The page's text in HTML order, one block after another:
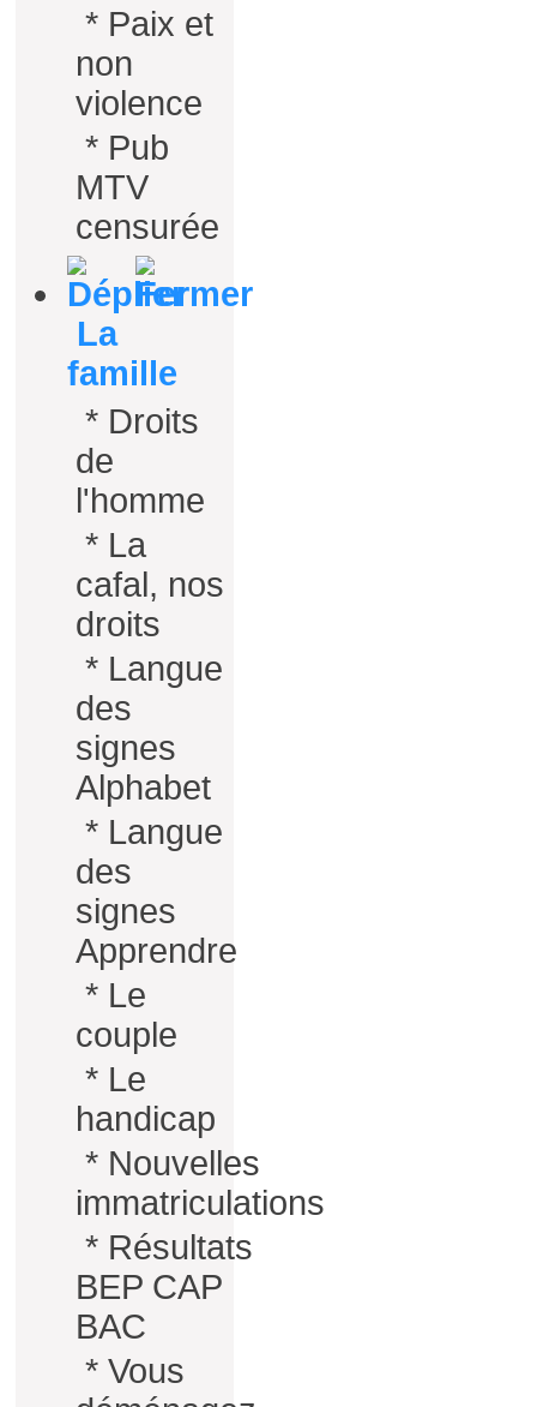
* Paix et
non
violence
* Pub
MTV
censurée
La
famille
* Droits
de
l'homme
* La
cafal, nos
droits
* Langue
des
signes
Alphabet
* Langue
des
signes
Apprendre
* Le
couple
* Le
handicap
* Nouvelles
immatriculations
* Résultats
BEP CAP
BAC
* Vous